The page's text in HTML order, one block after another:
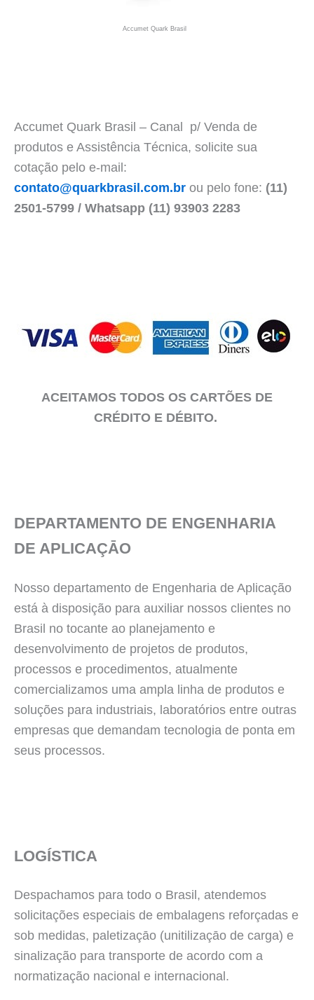
Accumet Quark Brasil
Accumet Quark Brasil – Canal p/ Venda de
produtos e Assistência Técnica, solicite sua
cotação pelo e-mail:
contato@quarkbrasil.com.br ou pelo fone: (11)
2501-5799 / Whatsapp (11) 93903 2283
ACEITAMOS TODOS OS CARTÕES DE
CRÉDITO E DÉBITO.
DEPARTAMENTO DE ENGENHARIA
DE APLICAÇĀO
Nosso departamento de Engenharia de Aplicação
está à disposição para auxiliar nossos clientes no
Brasil no tocante ao planejamento e
desenvolvimento de projetos de produtos,
processos e procedimentos, atualmente
comercializamos uma ampla linha de produtos e
soluções para industriais, laboratórios entre outras
empresas que demandam tecnologia de ponta em
seus processos.
LOGÍSTICA
Despachamos para todo o Brasil, atendemos
solicitações especiais de embalagens reforçadas e
sob medidas, paletizaçāo (unitilizaçāo de carga) e
sinalização para transporte de acordo com a
normatização nacional e internacional.